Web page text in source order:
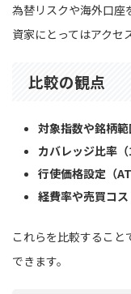
為替リスクや海外口座
資家にとってはアクセ
比較の観点
対象指数や銘柄範
カバレッジ比率（
行使価格設定（
経費率や売買コス
これらを比較するこ
できます。